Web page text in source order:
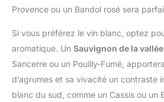
Provence ou un Bandol rosé sera
Si vous préférez le vin blanc, optez
aromatique. Un Sauvignon de la
Sancerre ou un Pouilly-Fumé,
d’agrumes et sa vivacité un contraste
blanc du sud, comme un Cassis ou un